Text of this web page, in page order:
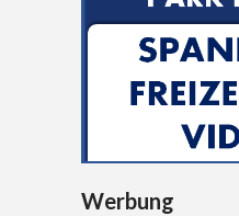
Werbung